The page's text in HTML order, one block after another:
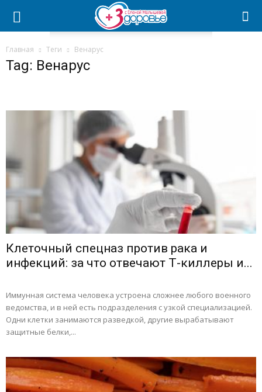
Главная Теги Венарус
Tag: Венарус
Клеточный спецназ против рака и
инфекций: за что отвечают Т-киллеры и...
Иммунная система человека устроена сложнее любого военного
ведомства, и в ней есть подразделения с узкой специализацией.
Одни клетки занимаются разведкой, другие вырабатывают
защитные белки,...